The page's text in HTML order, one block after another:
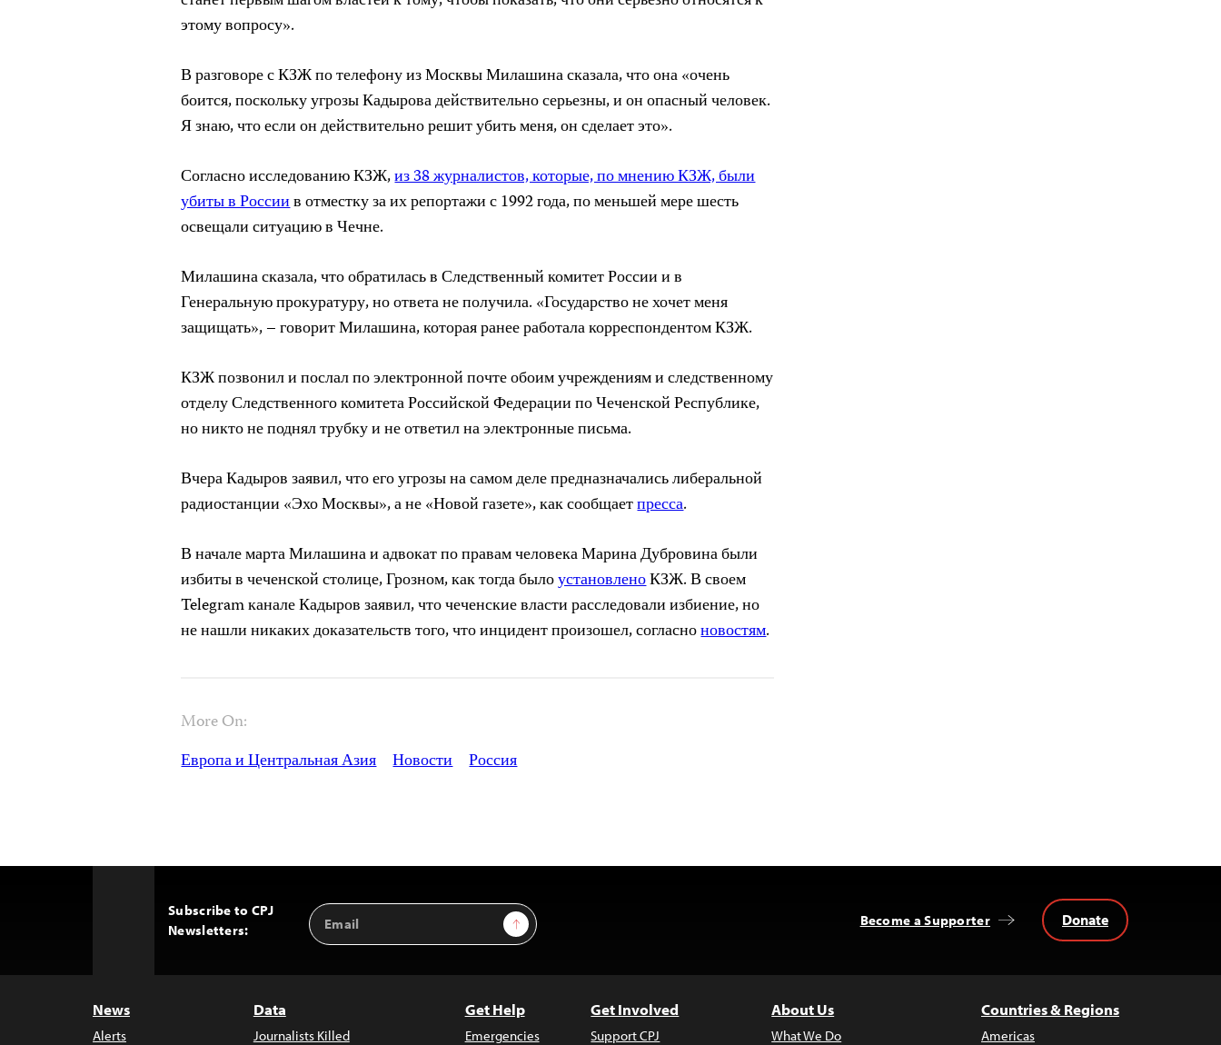
этому вопросу».
В разговоре с КЗЖ по телефону из Москвы Милашина сказала, что она «очень
боится, поскольку угрозы Кадырова действительно серьезны, и он опасный человек.
Я знаю, что если он действительно решит убить меня, он сделает это».
Согласно исследованию КЗЖ,из 38 журналистов, которые, по мнению КЗЖ, были
убиты в Россиив отместку за их репортажи с 1992 года, по меньшей мере шесть
освещали ситуацию в Чечне.
Милашина сказала, что обратилась в Следственный комитет России и в
Генеральную прокуратуру, но ответа не получила. «Государство не хочет меня
защищать», – говорит Милашина, которая ранее работала корреспондентом КЗЖ.
КЗЖ позвонил и послал по электронной почте обоим учреждениям и следственному
отделу Следственного комитета Российской Федерации по Чеченской Республике,
но никто не поднял трубку и не ответил на электронные письма.
Вчера Кадыров заявил, что его угрозы на самом деле предназначались либеральной
радиостанции «Эхо Москвы», а не «Новой газете», как сообщаетпресса.
В начале марта Милашина и адвокат по правам человека Марина Дубровина были
избиты в чеченской столице, Грозном, как тогда былоустановленоКЗЖ. В своем
Telegram канале Кадыров заявил, что чеченские власти расследовали избиение, но
не нашли никаких доказательств того, что инцидент произошел, согласноновостям.
More On:
Европа и Центральная Азия Новости Россия
Subscribe to CPJ
Newsletters:
Email
Address
Sign Up Become a Supporter Donate
News
Alerts
Data
Journalists Killed
Get Help
Emergencies
Get Involved
Support CPJ
About Us
What We Do
Countries & Regions
Americas